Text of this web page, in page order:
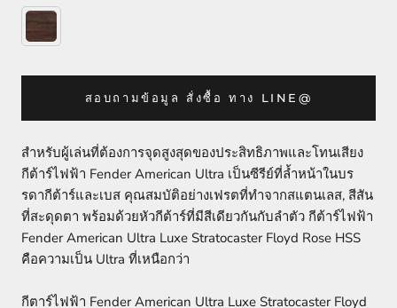
สอบถามข้อมูล สั่งซื้อ ทาง LINE@
สำหรับผู้เล่นที่ต้องการจุดสูงสุดของประสิทธิภาพและโทนเสียง
กีต้าร์ไฟฟ้า Fender American Ultra เป็นซีรีย์ที่ล้ำหน้าในบร
รดากีต้าร์และเบส คุณสมบัติอย่างเฟรตที่ทำจากสแตนเลส, สีสัน
ที่สะดุดตา พร้อมด้วยหัวกีต้าร์ที่มีสีเดียวกันกับลำตัว กีต้าร์ไฟฟ้า
Fender American Ultra Luxe Stratocaster Floyd Rose HSS
คือความเป็น Ultra ที่เหนือกว่า
กีตาร์ไฟฟ้า Fender American Ultra Luxe Stratocaster Floyd